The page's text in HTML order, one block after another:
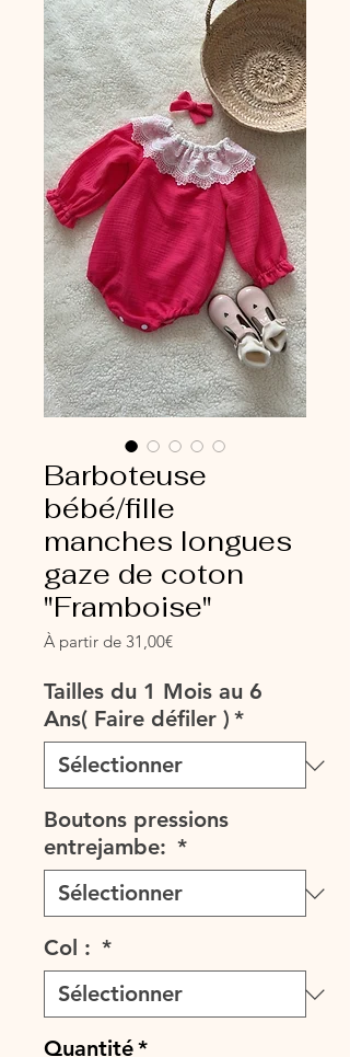
Barboteuse
bébé/fille
manches longues
gaze de coton
"Framboise"
À partir de 31,00€Prix
Tailles du 1 Mois au 6
Ans( Faire défiler ) *
Boutons pressions
entrejambe: *
Col : *
Quantité*